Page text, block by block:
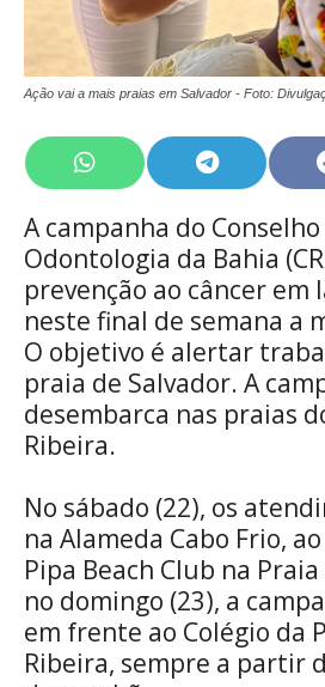
Ação vai a mais praias em Salvador - Foto:
Share
on
WhatsApp
Share
on
Telegram
A campanha do
Odontologia da Bahia
prevenção ao câncer em
neste final de semana a
O objetivo é alertar
praia de Salvador. A
desembarca nas praias
Ribeira.
No sábado (22), os
na Alameda Cabo Frio,
Pipa Beach Club na Praia
no domingo (23), a
em frente ao Colégio da
Ribeira, sempre a partir